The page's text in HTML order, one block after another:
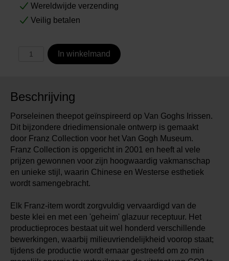
Wereldwijde verzending
Veilig betalen
In winkelmand
Beschrijving
Porseleinen theepot geïnspireerd op Van Goghs Irissen.
Dit bijzondere driedimensionale ontwerp is gemaakt
door Franz Collection voor het Van Gogh Museum.
Franz Collection is opgericht in 2001 en heeft al vele
prijzen gewonnen voor zijn hoogwaardig vakmanschap
en unieke stijl, waarin Chinese en Westerse esthetiek
wordt samengebracht.
Elk Franz-item wordt zorgvuldig vervaardigd van de
beste klei en met een 'geheim' glazuur receptuur. Het
productieproces bestaat uit wel honderd verschillende
bewerkingen, waarbij milieuvriendelijkheid voorop staat;
tijdens de productie wordt ernaar gestreefd om zo min